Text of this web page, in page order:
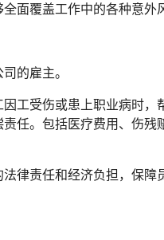
面覆盖工作中的各种意外
的雇主。
工受伤或患上职业病时，
任。包括医疗费用、伤残
律责任和经济负担，保障